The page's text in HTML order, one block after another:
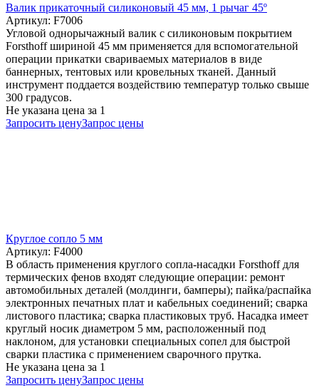
Валик прикаточный силиконовый 45 мм, 1 рычаг 45º
Артикул: F7006
Угловой однорычажный валик с силиконовым покрытием
Forsthoff шириной 45 мм применяется для вспомогательной
операции прикатки свариваемых материалов в виде
баннерных, тентовых или кровельных тканей. Данный
инструмент поддается воздействию температур только свыше
300 градусов.
Не указана цена за 1
Запросить ценуЗапрос цены
Круглое сопло 5 мм
Артикул: F4000
В область применения круглого сопла-насадки Forsthoff для
термических фенов входят следующие операции: ремонт
автомобильных деталей (молдинги, бамперы); пайка/распайка
электронных печатных плат и кабельных соединений; сварка
листового пластика; сварка пластиковых труб. Насадка имеет
круглый носик диаметром 5 мм, расположенный под
наклоном, для установки специальных сопел для быстрой
сварки пластика с применением сварочного прутка.
Не указана цена за 1
Запросить ценуЗапрос цены